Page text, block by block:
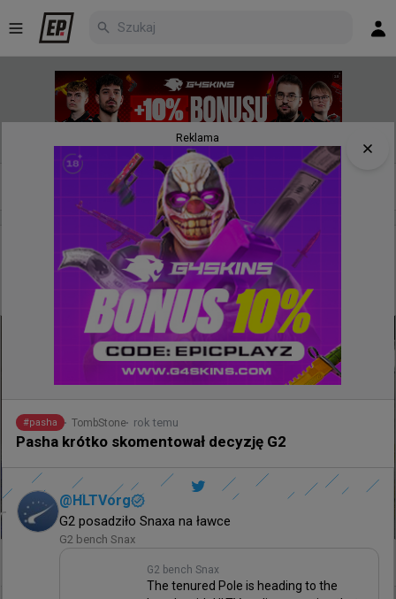
Najpopularniejsze Poczekalnia
d3oo 24 minuty temu
Gizmy wygrywa w wielkim stylu 1vs3 i doprowadza
do dogrywki w starciu 100 Thieves - BC.Game!
Reklama
#pasha TombStone rok temu
Pasha krótko skomentował decyzję G2
@ HLTVorg
G2 posadziło Snaxa na ławce
G2 bench Snax
G2 bench Snax
The tenured Pole is heading to the